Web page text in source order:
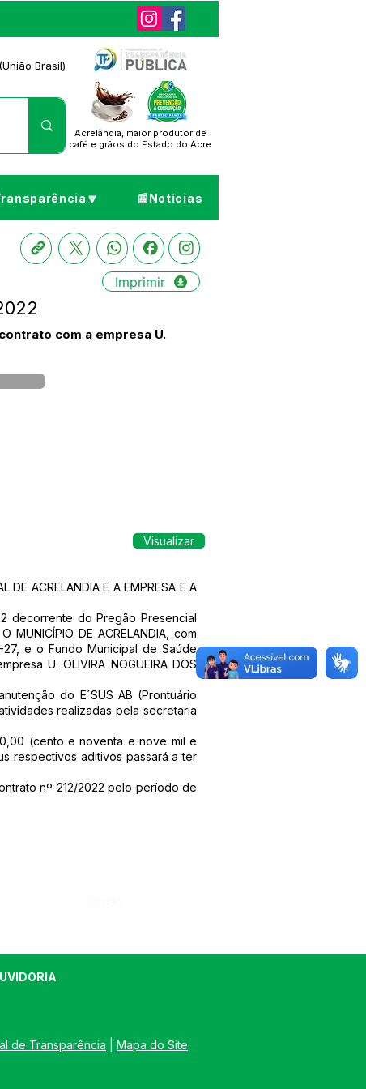
Brasil)
Acrelândia, maior produtor de
café e grãos do Estado do Acre
📰Notícias
Imprimir
com a empresa U.
Visualizar
DE ACRELANDIA E A EMPRESA E A
decorrente do Pregão Presencial
DE ACRELANDIA, com
e o Fundo Municipal de Saúde
U. OLIVIRA NOGUEIRA DOS
do E´SUS AB (Prontuário
realizadas pela secretaria
(cento e noventa e nove mil e
respectivos aditivos passará a ter
nº 212/2022 pelo período de
de Transparência Mapa do Site